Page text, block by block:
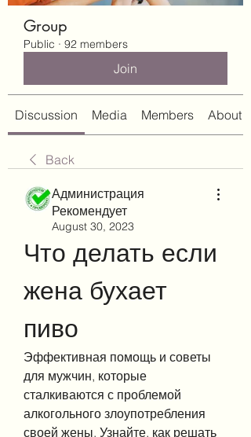
Group
Public · 92 members
Join
Discussion Media Members About
Back
Администрация
Рекомендует
August 30, 2023
Что делать если
жена бухает
пиво
Эффективная помощь и советы
для мужчин, которые
сталкиваются с проблемой
алкогольного злоупотребления
своей жены. Узнайте, как решать